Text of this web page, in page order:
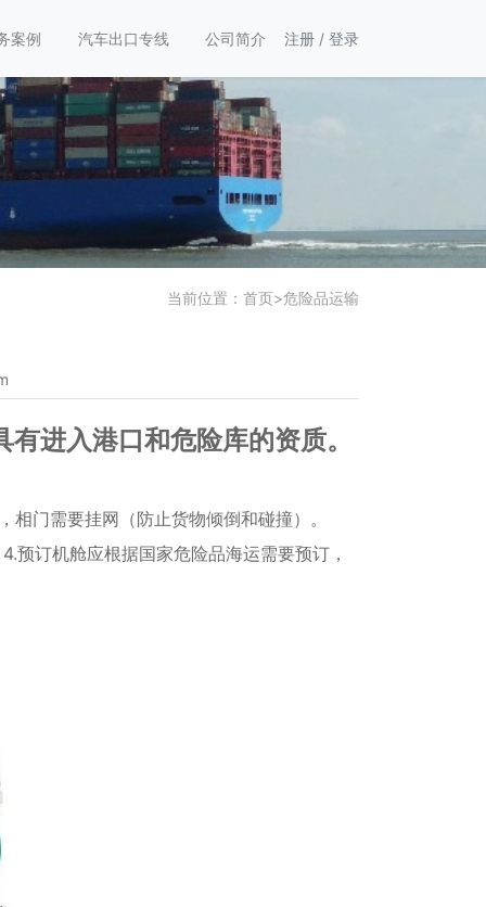
案例 汽车出口专线 公司简介 注册 / 登录
当前位置： 首页>危险品运输
进入港口和危险库的资质。
门需要挂网（防止货物倾倒和碰撞）。
预订机舱应根据国家危险品海运需要预订，